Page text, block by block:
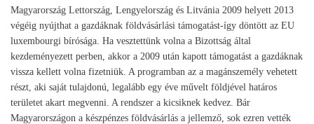
Magyarország Lettország, Lengyelország és Litvánia 2009 helyett 2013
végéig nyújthat a gazdáknak földvásárlási támogatást-így döntött az EU
luxembourgi bírósága. Ha vesztettünk volna a Bizottság által
kezdeményezett perben, akkor a 2009 után kapott támogatást a gazdáknak
vissza kellett volna fizetniük. A programban az a magánszemély vehetett
részt, aki saját tulajdonú, legalább egy éve művelt földjével határos
területet akart megvenni. A rendszer a kicsiknek kedvez. Bár
Magyarországon a készpénzes földvásárlás a jellemző, sok ezren vették